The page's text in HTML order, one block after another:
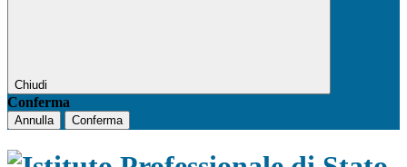
Chiudi
Conferma
Annulla Conferma